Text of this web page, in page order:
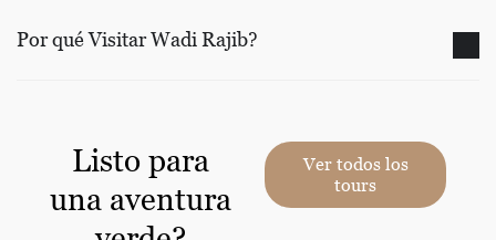
Por qué Visitar Wadi Rajib?
Listo para
una aventura
Ver todos los
tours